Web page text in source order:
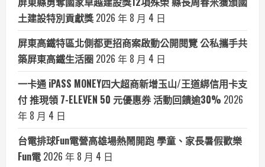
土建設特別貢獻獎 2026 年 8 月 4 日
屏東高鐵特區北側都更招商案啟動公開閱覽 公私攜手共
築屏東高鐵生活圈 2026 年 8 月 4 日
一卡通 iPASS MONEY四大超商新增玉山/王道綁信用卡支
付 推現領 7-ELEVEN 50 元優惠券 活動回饋逾30% 2026
年 8 月 4 日
台電排球Fun電營高雄場熱鬧開跑 學童、家長暑假歡樂
Fun電 2026 年 8 月 4 日